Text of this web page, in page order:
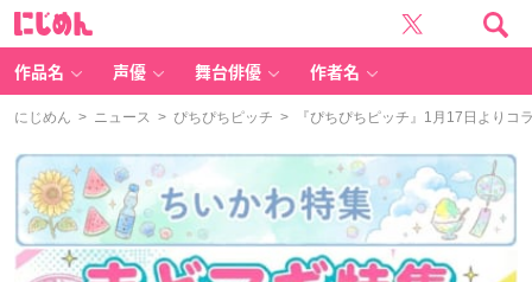
作品名 声優 舞台俳優 作者名
にじめん > ニュース > ぴちぴちピッチ > 『ぴちぴちピッチ』1月17日よりコ